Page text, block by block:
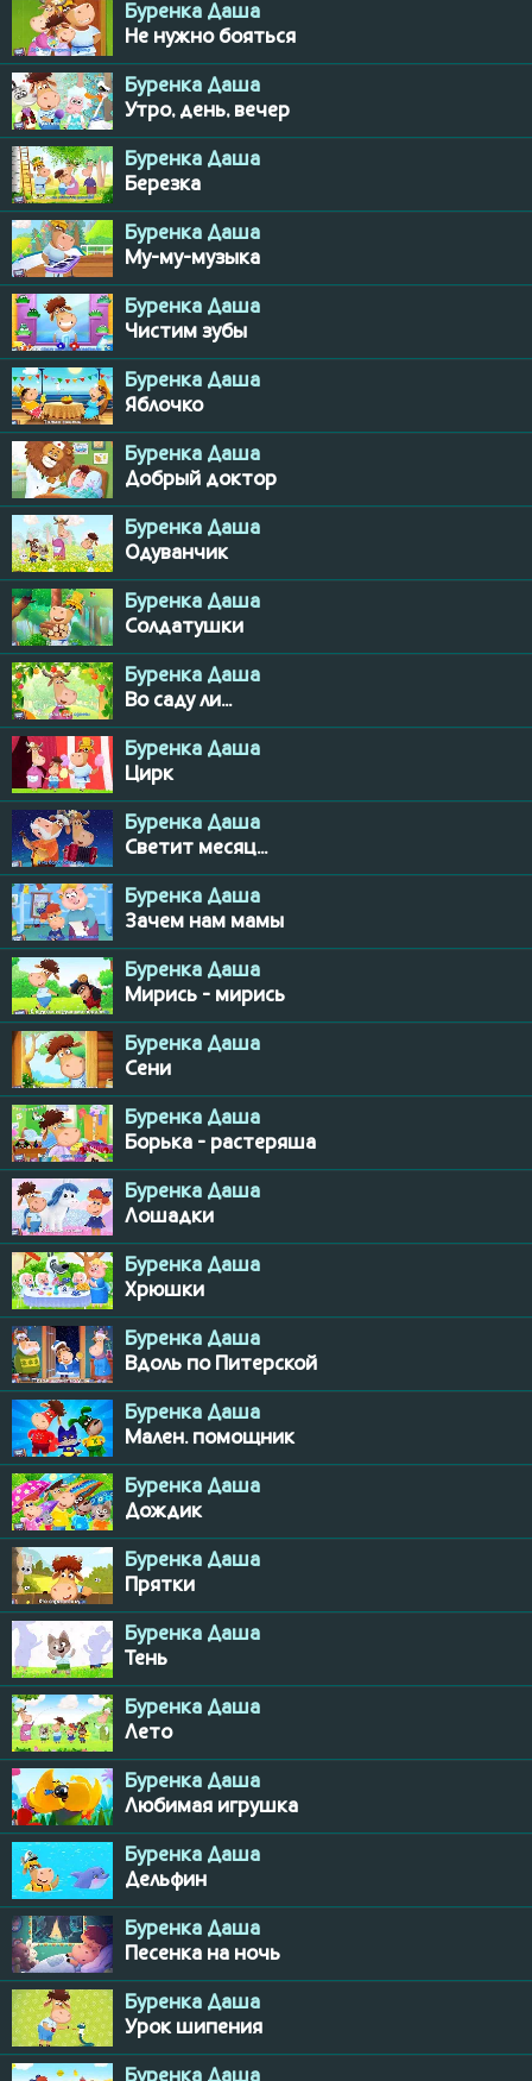
Буренка Даша
Не нужно бояться
Буренка Даша
Утро, день, вечер
Буренка Даша
Березка
Буренка Даша
Му-му-музыка
Буренка Даша
Чистим зубы
Буренка Даша
Яблочко
Буренка Даша
Добрый доктор
Буренка Даша
Одуванчик
Буренка Даша
Солдатушки
Буренка Даша
Во саду ли...
Буренка Даша
Цирк
Буренка Даша
Светит месяц...
Буренка Даша
Зачем нам мамы
Буренка Даша
Мирись - мирись
Буренка Даша
Сени
Буренка Даша
Борька - растеряша
Буренка Даша
Лошадки
Буренка Даша
Хрюшки
Буренка Даша
Вдоль по Питерской
Буренка Даша
Мален. помощник
Буренка Даша
Дождик
Буренка Даша
Прятки
Буренка Даша
Тень
Буренка Даша
Лето
Буренка Даша
Любимая игрушка
Буренка Даша
Дельфин
Буренка Даша
Песенка на ночь
Буренка Даша
Урок шипения